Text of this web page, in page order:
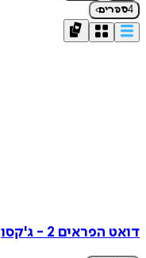
4ספרים›
דואט הפראים 2 - ג'קסון הפראי